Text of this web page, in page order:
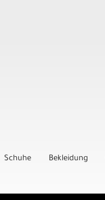
Schuhe Bekleidung